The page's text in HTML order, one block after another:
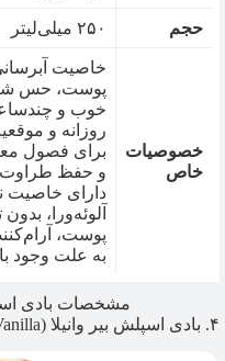
حجم ۲۵۰ میلی‌لیتر
خصوصیات
خاص
خاصیت
پوست، حس
خوب و
روزانه و
برای فصول
و حفظ طراوت
دارای خاصیت
آلوئه‌ورا،
پوست،
به علت وجود
مشخصات بادی
۴. بادی اسپلش بیر وانیلا (Bare Vanilla)